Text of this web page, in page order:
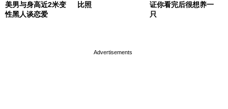
美男与身高近2米变
性黑人谈恋爱
比照
证你看完后很想养一
只